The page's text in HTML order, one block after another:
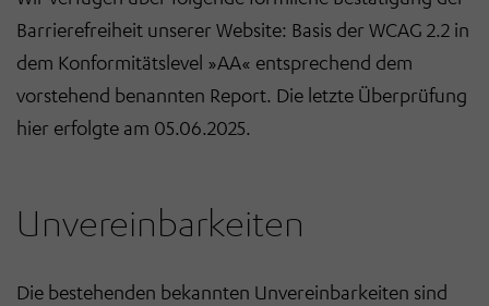
Barrierefreiheit unserer Website: Basis der WCAG 2.2 in
dem Konformitätslevel »AA« entsprechend dem
vorstehend benannten Report. Die letzte Überprüfung
hier erfolgte am 05.06.2025.
Unvereinbarkeiten
Die bestehenden bekannten Unvereinbarkeiten sind